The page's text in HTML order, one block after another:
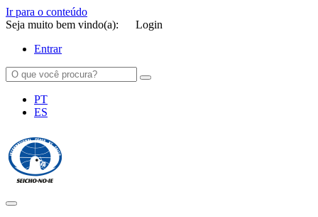
Ir para o conteúdo
Seja muito bem vindo(a):
Login
Entrar
PT
ES